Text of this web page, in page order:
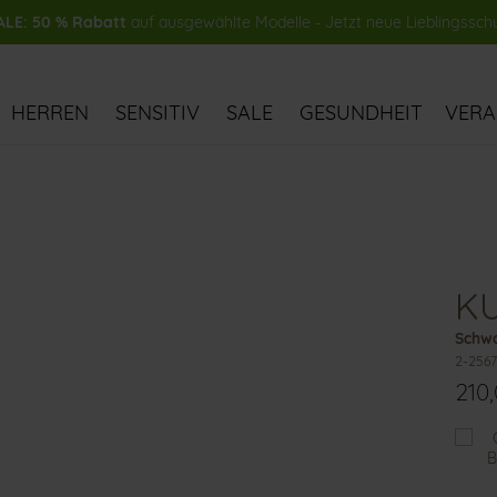
50 % Rabatt auf ausgewählte Modelle - Jetzt neue
HERREN SENSITIV SALE GESUNDHEIT
2-